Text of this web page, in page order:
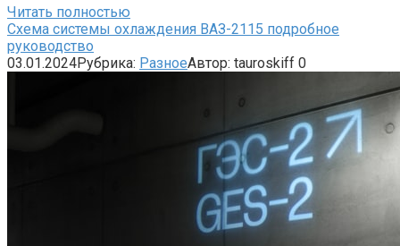
Читать полностью
Схема системы охлаждения ВАЗ-2115 подробное
руководство
03.01.2024Рубрика: РазноеАвтор: tauroskiff 0